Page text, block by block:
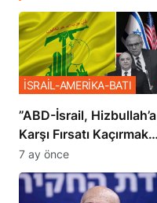
​​​​​​​”ABD-İsrail, Hizbullah’a
Karşı Fırsatı Kaçırmak
İstemiyor”
İSRAİL-AMERİKA-BATI
7 ay önce